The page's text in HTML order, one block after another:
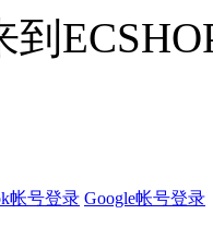
帐号登录 Google帐号登录